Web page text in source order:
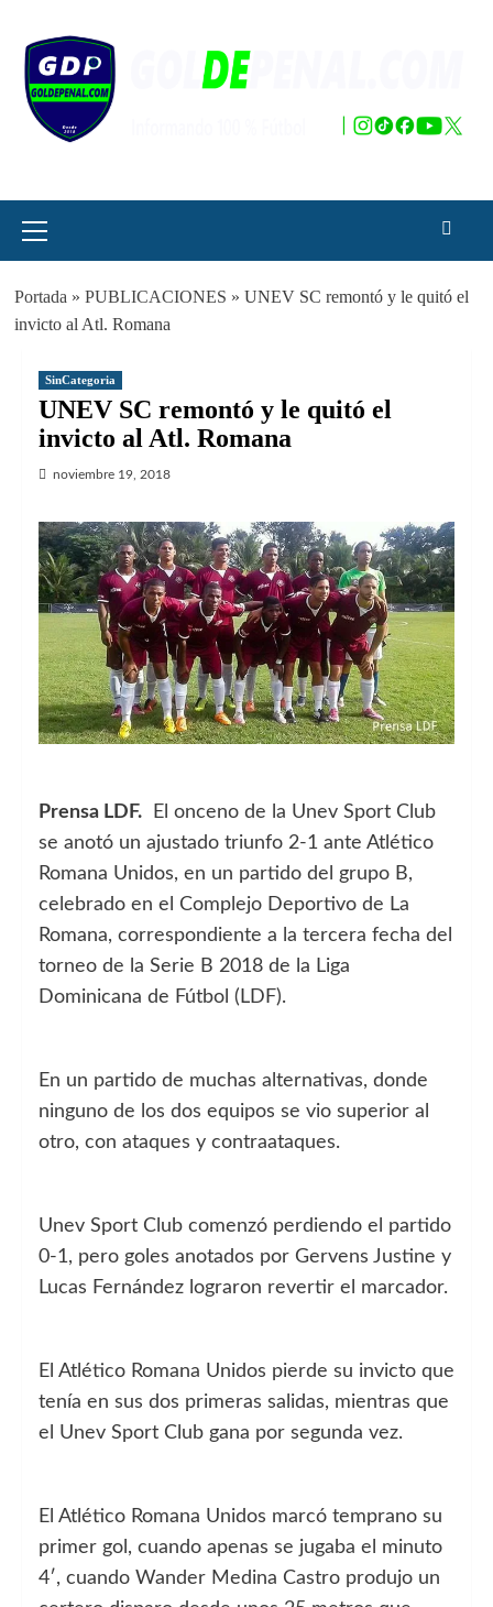
contenido
principal
Portada » PUBLICACIONES » UNEV SC remontó y le quitó el
invicto al Atl. Romana
SinCategoria
UNEV SC remontó y le quitó el
invicto al Atl. Romana
noviembre 19, 2018
Prensa LDF. El onceno de la Unev Sport Club
se anotó un ajustado triunfo 2-1 ante Atlético
Romana Unidos, en un partido del grupo B,
celebrado en el Complejo Deportivo de La
Romana, correspondiente a la tercera fecha del
torneo de la Serie B 2018 de la Liga
Dominicana de Fútbol (LDF).
En un partido de muchas alternativas, donde
ninguno de los dos equipos se vio superior al
otro, con ataques y contraataques.
Unev Sport Club comenzó perdiendo el partido
0-1, pero goles anotados por Gervens Justine y
Lucas Fernández lograron revertir el marcador.
El Atlético Romana Unidos pierde su invicto que
tenía en sus dos primeras salidas, mientras que
el Unev Sport Club gana por segunda vez.
El Atlético Romana Unidos marcó temprano su
primer gol, cuando apenas se jugaba el minuto
4′, cuando Wander Medina Castro produjo un